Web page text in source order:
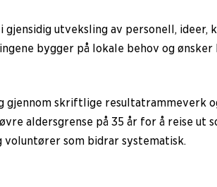
gjensidig utveksling av personell,
bygger på lokale behov og
skriftlige resultatrammeverk
aldersgrense på 35 år for å reise
voluntører som bidrar systematisk.